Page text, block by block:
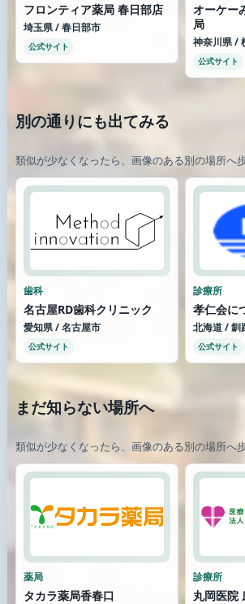
フロンティア薬局 春日部店
埼玉県 / 春日部市
公式サイト
オーケー
局
神奈川県 /
公式サイト
別の通りにも出てみる
類似が少なくなったら、画像のある別の場所へ
歯科
名古屋RD歯科クリニック
愛知県 / 名古屋市
公式サイト
診療所
孝仁会に
北海道 / 釧
公式サイト
まだ知らない場所へ
類似が少なくなったら、画像のある別の場所へ
薬局
タカラ薬局香春口
診療所
丸岡医院